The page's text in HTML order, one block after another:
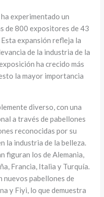
experimentado un
de 800 expositores de 43
expansión refleja la
de la industria de la
ha crecido más
la mayor importancia
diverso, con una
a través de pabellones
reconocidas por su
la industria de la belleza.
figuran los de Alemania,
Francia, Italia y Turquía.
nuevos pabellones de
y Fiyi, lo que demuestra